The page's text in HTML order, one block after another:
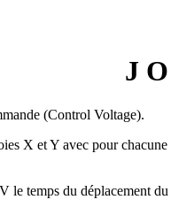
J
(Control Voltage).
X et Y avec pour
le temps du déplacement